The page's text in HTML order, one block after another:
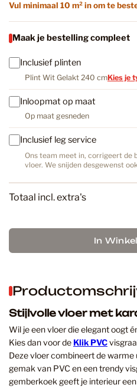
Vul minimaal 10 m² in om te
Maak je bestelling compleet
Inclusief plinten
Plint Wit Gelakt 240 cmKies je
Inloopmat op maat
Op maat gesneden
Inclusief leg service
Ons team meet in, corrigeert de
vloer. We snijden desgewenst
Totaal incl. extra's
In
Stijlvolle vloer met
Wil je een vloer die elegant oogt
Kies dan voor de Klik PVC
Deze vloer combineert de
gemak van PVC en een trendy
gemberkoek geeft je interieur